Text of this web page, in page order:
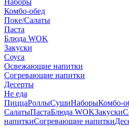
Наборы
Комбо-обед
Поке/Салаты
Паста
Блюда WOK
Закуски
Соуса
Освежающие напитки
Согревающие напитки
Десерты
Не еда
ПиццаРоллыСушиНаборыКомбо-
СалатыПастаБлюда WOKЗакуски
напиткиСогревающие напитки